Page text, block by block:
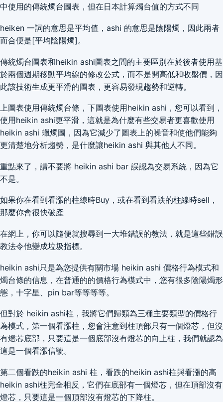
中使用的傳統燭台圖表，但在日本計算燭台值的方式不同
heiken 一詞的意思是平均值，ashi 的意思是陰陽燭，因此兩者
而合便是[平均陰陽燭]。
傳統燭台圖表和heikin ashi圖表之間的主要區別在於後者使用基
於兩個週期移動平均線的修改公式，而不是開高低和收盤價，因
此該技術生成更平滑的圖表，更容易發現趨勢和逆轉。
上圖表使用傳統燭台條，下圖表使用heikin ashi，您可以看到，
使用heikin ashi更平滑，這就是為什麼有些交易者更喜歡使用
heikin ashi 蠟燭圖，因為它減少了圖表上的噪音和使他們能夠
更清楚地分析趨勢，是什麼讓heikin ashi 與其他人不同。
重點來了，請不要將 heikin ashi bar 誤認為交易系統，因為它
不是。
如果你在看到看漲的柱線時Buy，或在看到看跌的柱線時sell，
那麼你會很快破產
在網上，你可以隨便就搜尋到一大堆錯誤的教法，就是這些錯誤
教法令他變成垃圾指標。
heikin ashi只是為您提供有關市場 heikin ashi 價格行為模式和
燭台條的信息，在普通的的價格行為模式中，您有很多陰陽燭形
態，十字星、pin bar等等等等。
但對於 heikin ashi柱，我將它們歸類為三種主要類型的價格行
為模式，第一個看漲柱，您會注意到柱頂部只有一個燈芯，但沒
有燈芯底部，只要這是一個底部沒有燈芯的向上柱，我們就認為
這是一個看漲信號。
第二個看跌的heikin ashi 柱，看跌的heikin ashi柱與看漲的高
heikin ashi柱完全相反，它們在底部有一個燈芯，但在頂部沒有
燈芯，只要這是一個頂部沒有燈芯的下降柱。